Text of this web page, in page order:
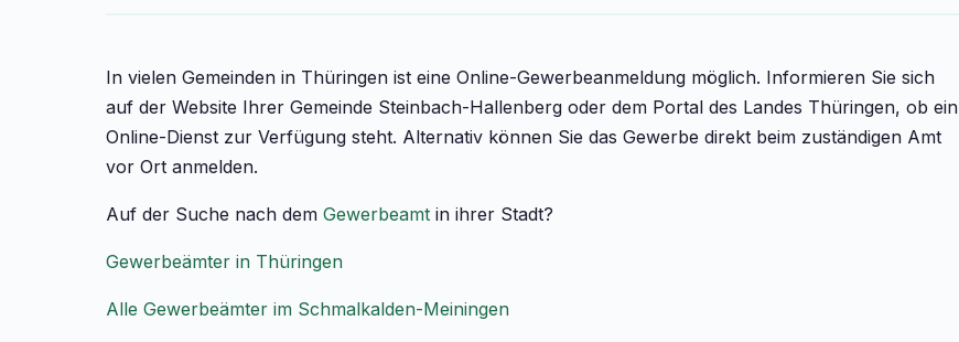
In vielen Gemeinden in Thüringen ist eine Online-Gewerbeanmeldung möglich. Informieren Sie sich
auf der Website Ihrer Gemeinde Steinbach-Hallenberg oder dem Portal des Landes Thüringen, ob ein
Online-Dienst zur Verfügung steht. Alternativ können Sie das Gewerbe direkt beim zuständigen Amt
vor Ort anmelden.
Auf der Suche nach dem Gewerbeamt in ihrer Stadt?
Gewerbeämter in Thüringen
Alle Gewerbeämter im Schmalkalden-Meiningen